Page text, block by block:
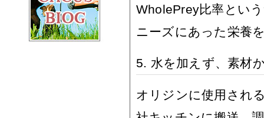
WholePrey比率とい
ニーズにあった栄養
5. 水を加えず、素材
オリジンに使用され